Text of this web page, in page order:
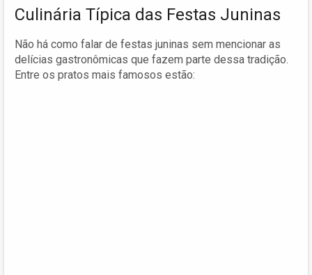
Culinária Típica das Festas Juninas
Não há como falar de festas juninas sem mencionar as
delícias gastronômicas que fazem parte dessa tradição.
Entre os pratos mais famosos estão: